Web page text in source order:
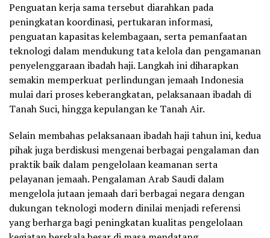
Penguatan kerja sama tersebut diarahkan pada
peningkatan koordinasi, pertukaran informasi,
penguatan kapasitas kelembagaan, serta pemanfaatan
teknologi dalam mendukung tata kelola dan pengamanan
penyelenggaraan ibadah haji. Langkah ini diharapkan
semakin memperkuat perlindungan jemaah Indonesia
mulai dari proses keberangkatan, pelaksanaan ibadah di
Tanah Suci, hingga kepulangan ke Tanah Air.
Selain membahas pelaksanaan ibadah haji tahun ini, kedua
pihak juga berdiskusi mengenai berbagai pengalaman dan
praktik baik dalam pengelolaan keamanan serta
pelayanan jemaah. Pengalaman Arab Saudi dalam
mengelola jutaan jemaah dari berbagai negara dengan
dukungan teknologi modern dinilai menjadi referensi
yang berharga bagi peningkatan kualitas pengelolaan